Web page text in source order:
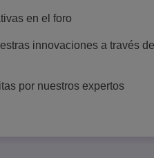
en el foro
innovaciones a través de
por nuestros expertos